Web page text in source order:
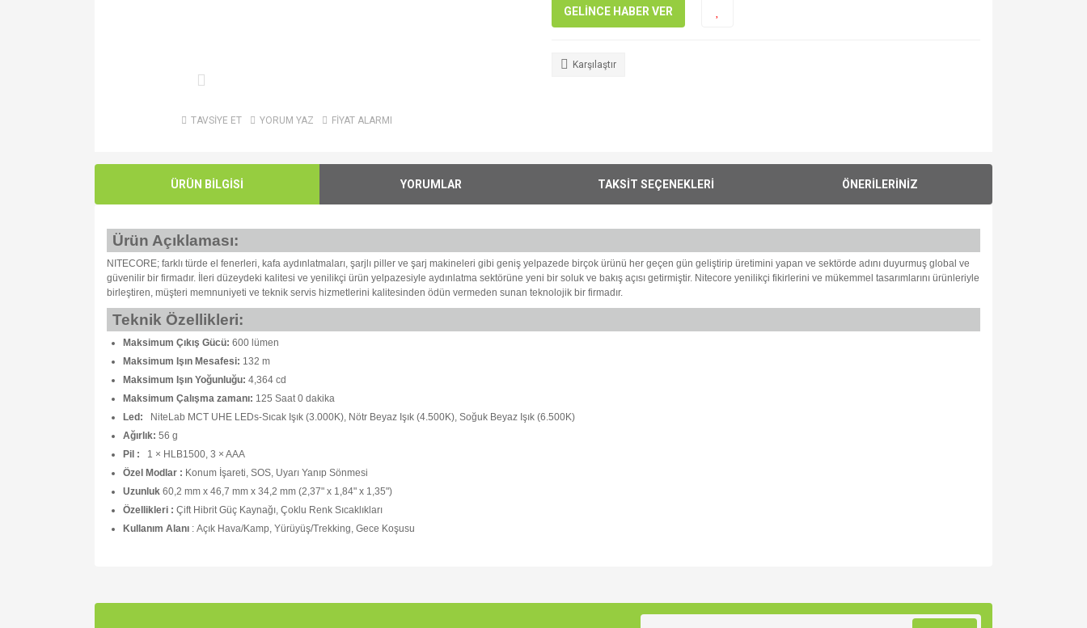
TAVSİYE ET YORUM YAZ FİYAT ALARMI
GELİNCE HABER VER
Karşılaştır
ÜRÜN BİLGİSİ YORUMLAR TAKSİT SEÇENEKLERİ ÖNERİLERİNİZ
Ürün Açıklaması:
NITECORE; farklı türde el fenerleri, kafa aydınlatmaları, şarjlı piller ve şarj makineleri gibi geniş yelpazede birçok ürünü her geçen gün geliştirip üretimini yapan ve sektörde adını duyurmuş global ve
güvenilir bir firmadır. İleri düzeydeki kalitesi ve yenilikçi ürün yelpazesiyle aydınlatma sektörüne yeni bir soluk ve bakış açısı getirmiştir. Nitecore yenilikçi fikirlerini ve mükemmel tasarımlarını ürünleriyle
birleştiren, müşteri memnuniyeti ve teknik servis hizmetlerini kalitesinden ödün vermeden sunan teknolojik bir firmadır.
Teknik Özellikleri:
Maksimum Çıkış Gücü: 600 lümen
Maksimum Işın Mesafesi: 132 m
Maksimum Işın Yoğunluğu: 4,364 cd
Maksimum Çalışma zamanı: 125 Saat 0 dakika
Led:
NiteLab MCT UHE LEDs-Sıcak Işık (3.000K), Nötr Beyaz Işık (4.500K), Soğuk Beyaz Işık (6.500K)
Ağırlık: 56 g
Pil : 1 × HLB1500, 3 × AAA
Özel Modlar : Konum İşareti, SOS, Uyarı Yanıp Sönmesi
Uzunluk 60,2 mm x 46,7 mm x 34,2 mm (2,37" x 1,84" x 1,35")
Özellikleri : Çift Hibrit Güç Kaynağı, Çoklu Renk Sıcaklıkları
Kullanım Alanı : Açık Hava/Kamp, Yürüyüş/Trekking, Gece Koşusu